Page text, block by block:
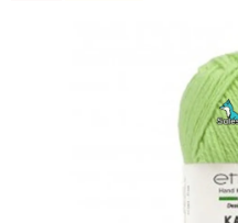
hvězdiček.